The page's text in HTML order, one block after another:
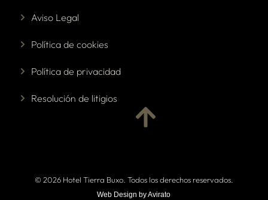
Aviso Legal
Política de cookies
Política de privacidad
Resolución de litigios
© 2026 Hotel Tierra Buxo. Todos los derechos reservados.
Web Design by Avirato